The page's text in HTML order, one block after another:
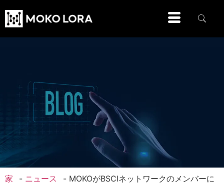
家 - ニュース - MOKOがBSCIネットワークのメンバーに